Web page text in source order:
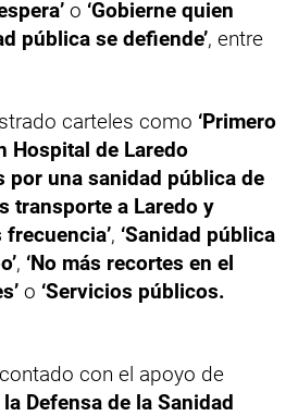
o ‘Gobierne quien
pública se defiende’, entre
carteles como ‘Primero
Hospital de Laredo
por una sanidad pública de
transporte a Laredo y
, ‘Sanidad pública
, ‘No más recortes en el
o ‘Servicios públicos.
con el apoyo de
Defensa de la Sanidad